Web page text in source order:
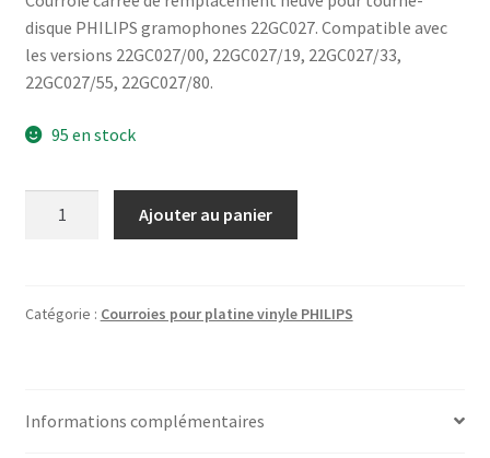
disque PHILIPS gramophones 22GC027. Compatible avec
les versions 22GC027/00, 22GC027/19, 22GC027/33,
22GC027/55, 22GC027/80.
95 en stock
22-
pour
Ajouter au panier
Catégorie : Courroies pour platine vinyle PHILIPS
Informations complémentaires